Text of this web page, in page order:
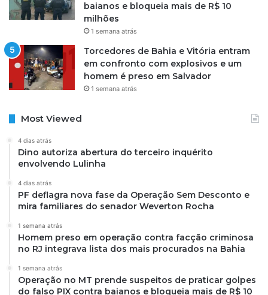
baianos e bloqueia mais de R$ 10
milhões
1 semana atrás
Torcedores de Bahia e Vitória entram
em confronto com explosivos e um
homem é preso em Salvador
1 semana atrás
Most Viewed
4 dias atrás
Dino autoriza abertura do terceiro inquérito
envolvendo Lulinha
4 dias atrás
PF deflagra nova fase da Operação Sem Desconto e
mira familiares do senador Weverton Rocha
1 semana atrás
Homem preso em operação contra facção criminosa
no RJ integrava lista dos mais procurados na Bahia
1 semana atrás
Operação no MT prende suspeitos de praticar golpes
do falso PIX contra baianos e bloqueia mais de R$ 10